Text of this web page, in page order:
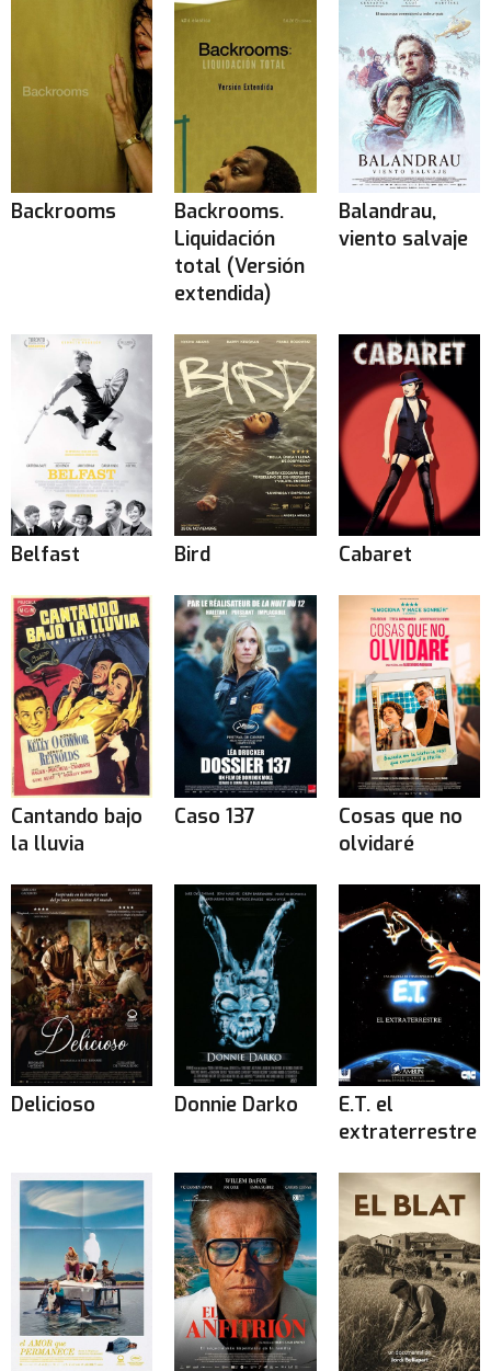
Backrooms
Backrooms.
Liquidación
total (Versión
extendida)
Balandrau,
viento salvaje
Belfast Bird Cabaret
Cantando bajo
la lluvia
Caso 137
Cosas que no
olvidaré
Delicioso Donnie Darko
E.T. el
extraterrestre